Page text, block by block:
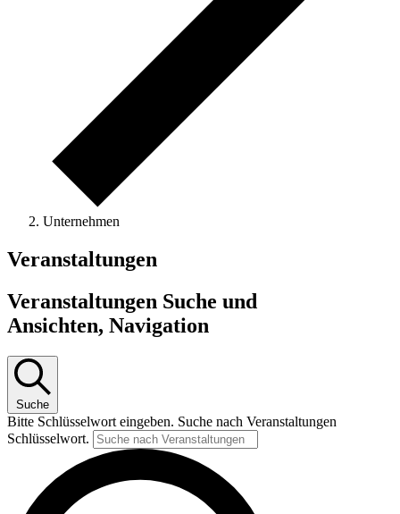
Unternehmen
Veranstaltungen
Veranstaltungen Suche und
Ansichten, Navigation
Suche
Bitte Schlüsselwort eingeben. Suche nach Veranstaltungen
Schlüsselwort.